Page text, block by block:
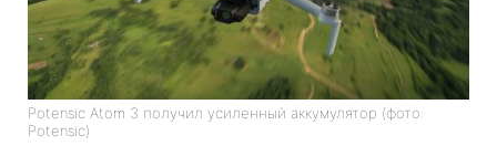
Potensic Atom 3 получил усиленный аккумулятор (фото:
Potensic)